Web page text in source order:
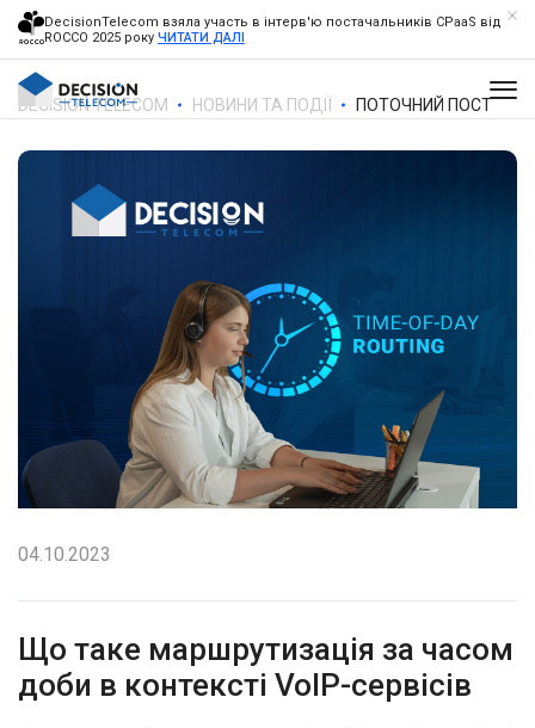
DecisionTelecom взяла участь в інтерв'ю постачальників CPaaS від
ROCCO 2025 року ЧИТАТИ ДАЛІ
DECISION TELECOM НОВИНИ ТА ПОДІЇ ПОТОЧНИЙ ПОСТ
04.10.2023
Що таке маршрутизація за часом
доби в контексті VoIP-сервісів